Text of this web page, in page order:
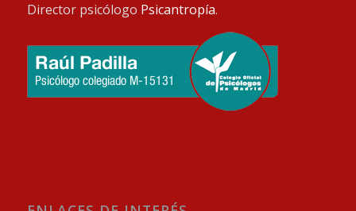
Director psicólogo Psicantropía.